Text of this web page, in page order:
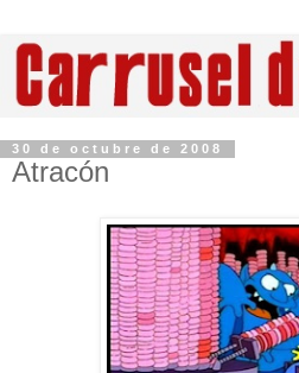
30 de octubre de 2008
Atracón